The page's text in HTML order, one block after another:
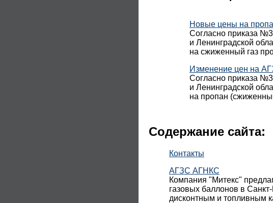
Новые цены на
Согласно приказа
и Ленинградской
на сжиженный газ
Изменение цен на
Согласно приказа
и Ленинградской
на пропан
Содержание сайта:
Контакты
АГЗС АГНКС
Компания "Митекс"
газовых баллонов в
дисконтным и топливным